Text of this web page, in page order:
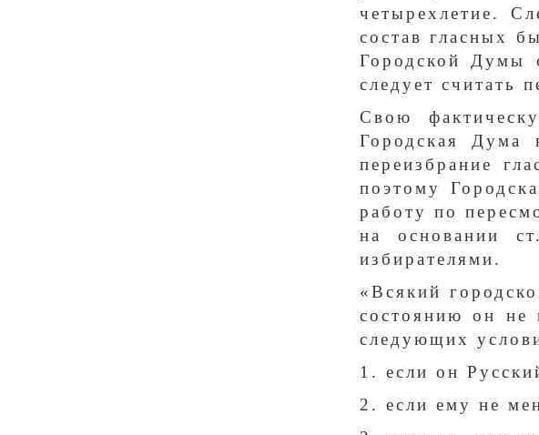
четырехлетие.
состав гласных
Городской Думы
следует считать
Свою
Городская Дума
переизбрание
поэтому
работу по
на основании
избирателями.
«Всякий
состоянию он не
следующих
1. если он
2. если ему не